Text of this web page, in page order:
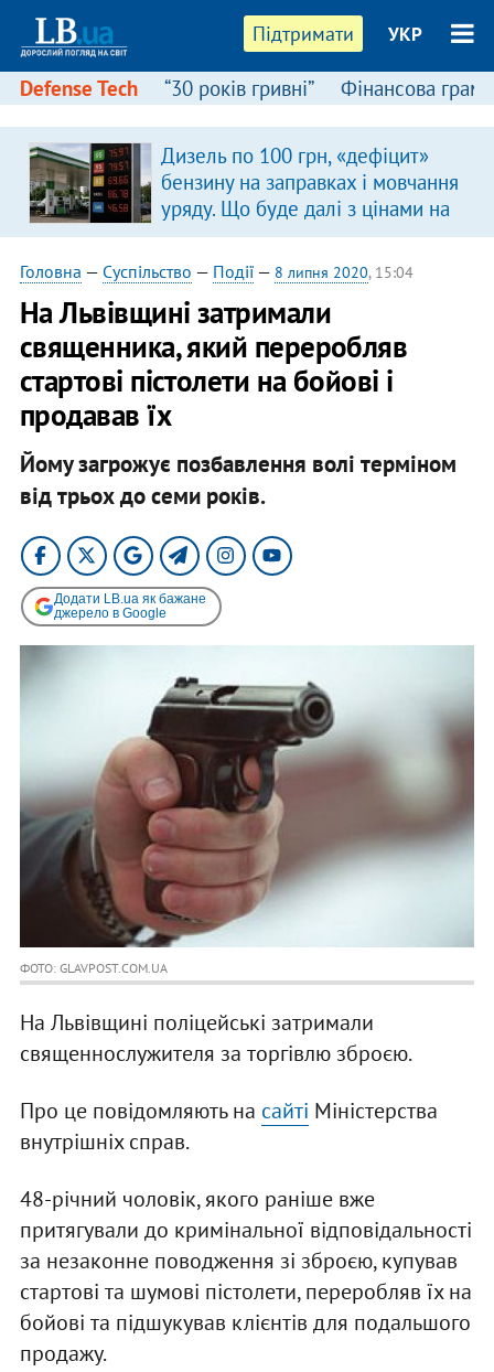
Підтримати УКР
Defense Tech “30 років гривні” Фінансова
Дизель по 100 грн, «дефіцит»
бензину на заправках і мовчання
уряду. Що буде далі з цінами на
пальне?
Головна — Суспільство — Події— 8 липня 2020, 15:04
На Львівщині затримали
священника, який переробляв
стартові пістолети на бойові і
продавав їх
Йому загрожує позбавлення волі терміном
від трьох до семи років.
Додати LB.ua як бажане
джерело в Google
ФОТО: GLAVPOST.COM.UA
На Львівщині поліцейські затримали
священнослужителя за торгівлю зброєю.
Про це повідомляють на сайті Міністерства
внутрішніх справ.
48-річний чоловік, якого раніше вже
притягували до кримінальної відповідальності
за незаконне поводження зі зброєю, купував
стартові та шумові пістолети, переробляв їх на
бойові та підшукував клієнтів для подальшого
продажу.